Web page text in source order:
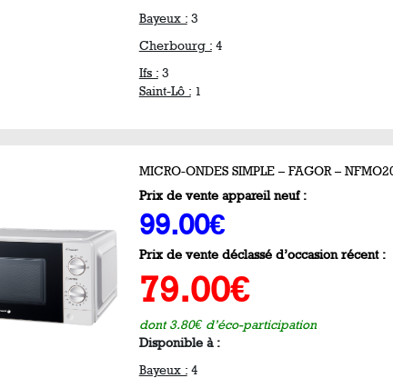
Bayeux :3
Cherbourg :4
Ifs :3
Saint-Lô :1
MICRO-ONDES SIMPLE – FAGOR –
Prix de vente appareil neuf :
99.00€
Prix de vente déclassé d’occasion récent :
79.00€
dont 3.80€ d’éco-participation
Disponible à :
Bayeux :4